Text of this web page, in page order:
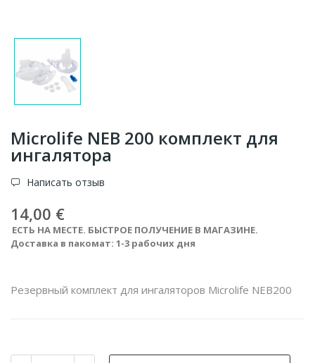
Microlife NEB 200 комплект для
ингалятора
Написать отзыв
14,00 €
ЕСТЬ НА МЕСТЕ. БЫСТРОЕ ПОЛУЧЕНИЕ В МАГАЗИНЕ.
Доставка в пакомат: 1-3 рабочих дня
Резервный комплект для ингаляторов Microlife NEB200